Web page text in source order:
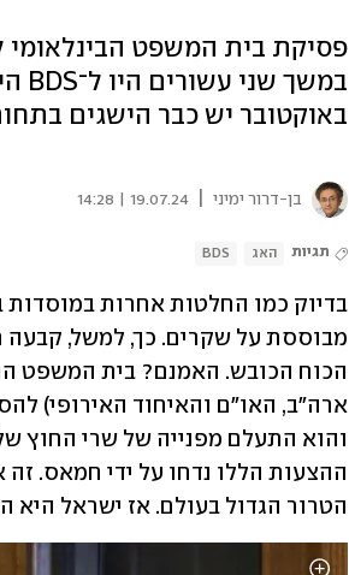
פסיקת בית המשפט הבינלאומי
באוקטובר יש כבר הישגים
בן-דרור ימיני 19.07.24 | 14:28
תגיות האג BDS
הטרור הגדול בעולם. אז ישראל היא